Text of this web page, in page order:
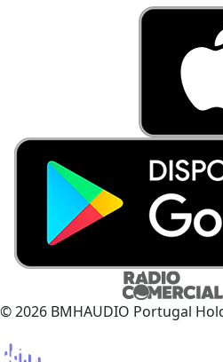
© 2026 BMHAUDIO Portugal